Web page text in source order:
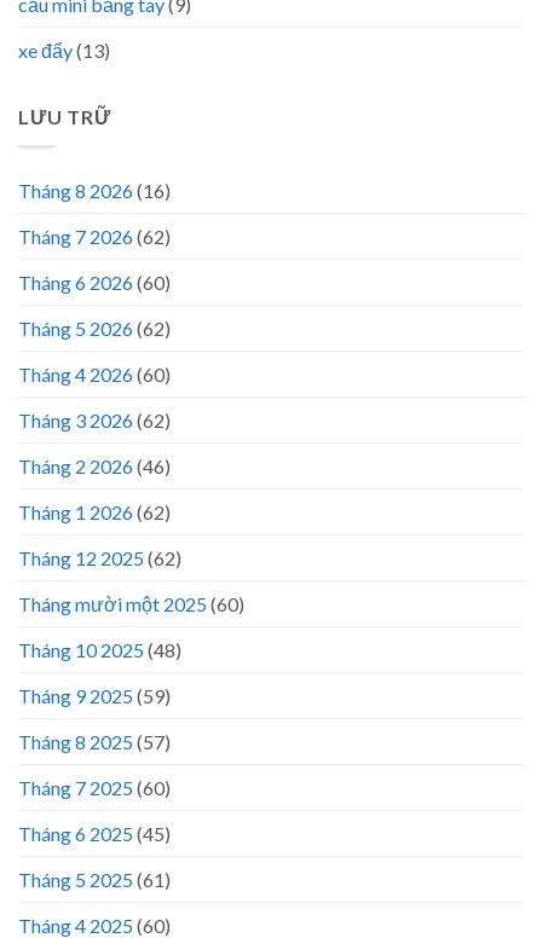
xe đẩy(13)
LƯU TRỮ
Tháng 8 2026(16)
Tháng 7 2026(62)
Tháng 6 2026(60)
Tháng 5 2026(62)
Tháng 4 2026(60)
Tháng 3 2026(62)
Tháng 2 2026(46)
Tháng 1 2026(62)
Tháng 12 2025(62)
Tháng mười một 2025(60)
Tháng 10 2025(48)
Tháng 9 2025(59)
Tháng 8 2025(57)
Tháng 7 2025(60)
Tháng 6 2025(45)
Tháng 5 2025(61)
Tháng 4 2025(60)